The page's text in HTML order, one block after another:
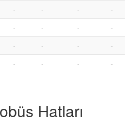
- - -
-
- - -
-
- - -
-
- - - -
Hatları